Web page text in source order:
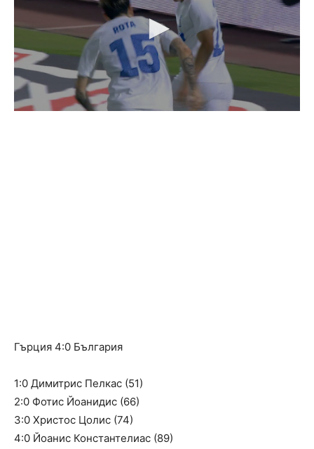
Гърция 4:0 България
1:0 Димитрис Пелкас (51)
2:0 Фотис Йоанидис (66)
3:0 Христос Цолис (74)
4:0 Йоанис Константелиас (89)